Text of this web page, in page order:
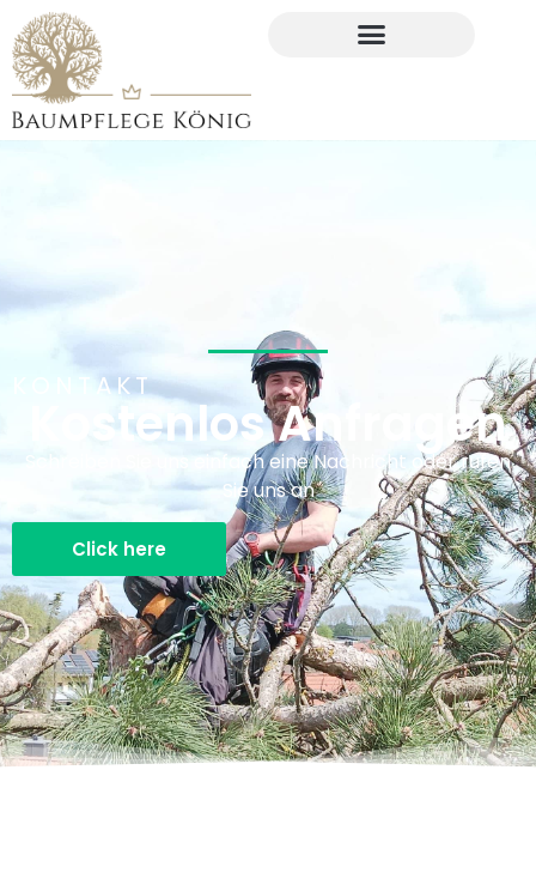
KONTAKT
Kostenlos Anfragen
Schreiben Sie uns einfach eine Nachricht oder rufen
Sie uns an
Click here